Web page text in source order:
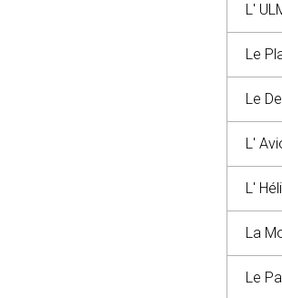
L'
Le
Le
L'
L'
La
Le